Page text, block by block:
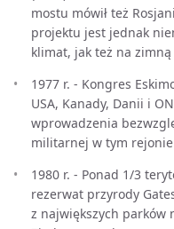
mostu mówił też
projektu jest jednak
klimat, jak też na
1977 r. - Kongres
USA, Kanady, Danii i
wprowadzenia
militarnej w tym
1980 r. - Ponad 1/3
rezerwat przyrody
z największych parków